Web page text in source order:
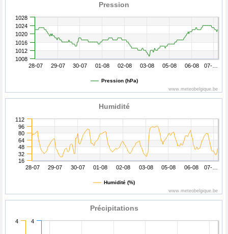
Pression
Pression (hPa)
28-07 29-07 30-07 01-08 02-08 03-08 05-08 06-08 07-…
1008
1012
1016
1020
1024
1028
www.meteobelgique.be
Humidité
Humidité (%)
28-07 29-07 30-07 01-08 02-08 03-08 05-08 06-08 07-…
16
32
48
64
80
96
112
www.meteobelgique.be
Précipitations
4
4